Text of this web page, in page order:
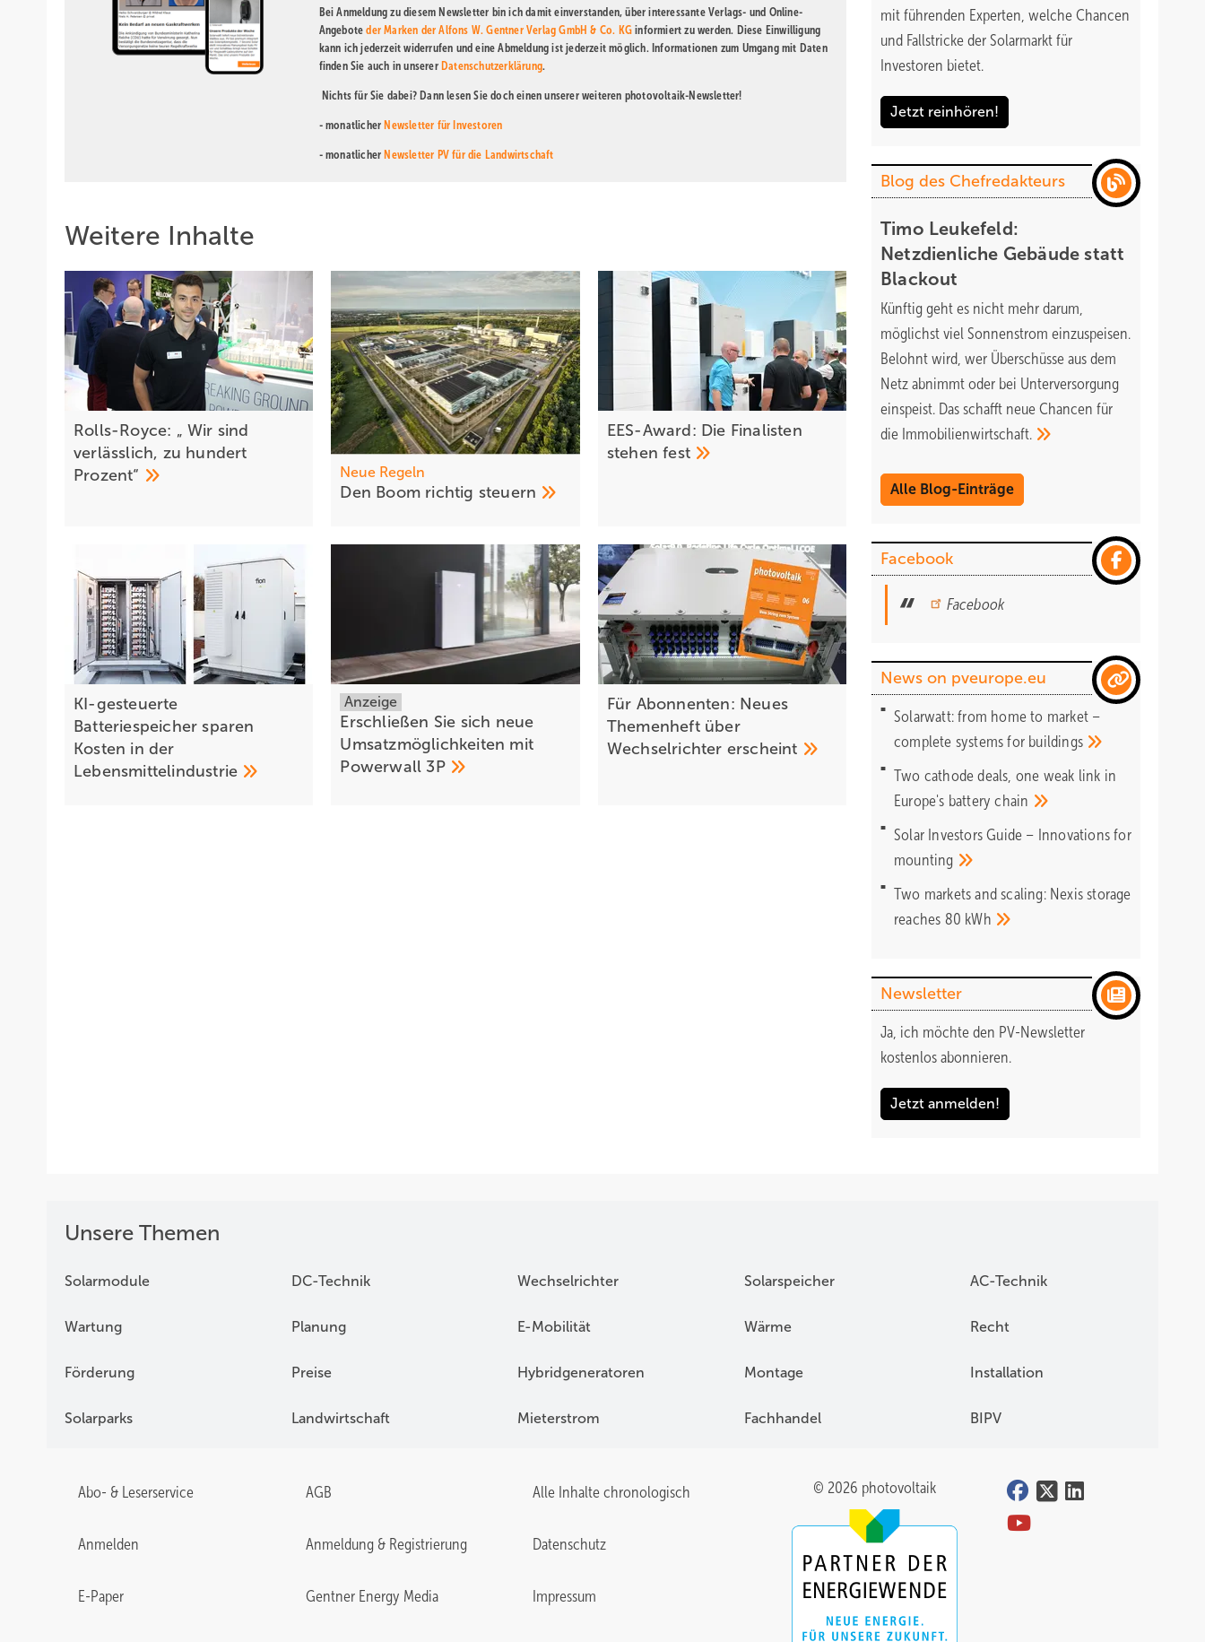
Bei Anmeldung zu diesem Newsletter bin ich damit einverstanden, über interessante Verlags- und Online-
Angeboteder Marken der Alfons W. Gentner Verlag GmbH & Co. KG informiert zu werden. Diese Einwilligung
kann ich jederzeit widerrufen und eine Abmeldung ist jederzeit möglich. Informationen zum Umgang mit Daten
finden Sie auch in unserer Datenschutzerklärung.
Nichts für Sie dabei? Dann lesen Sie doch einen unserer weiteren photovoltaik-Newsletter!
- monatlicher Newsletter für Investoren
- monatlicher Newsletter PV für die Landwirtschaft
Weitere Inhalte
Rolls-Royce: „ Wir sind
verlässlich, zu hundert
Prozent“
Neue Regeln
Den Boom ric htig steuern
EES-Award: Die Finalisten
stehenfest
KI-gesteuerte
Batteriespeicher sparen
Kosten in der
Lebensmittelindustrie
Anzeige
Erschließen Sie sich neue
Umsatzmöglichkeiten mit
Powerwall 3P
Für Abonnenten: Neues
Themenheft über
Wechselrichter erscheint
mit führenden Experten, welche Chancen
und Fallstricke der Solarmarkt für
Investoren bietet.
Jetzt reinhören!
Blog des Chefredakteurs
Timo Leukefeld:
Netzdienliche Gebäude statt
Blackout
Künftig geht es nicht mehr darum,
möglichst viel Sonnenstrom einzuspeisen.
Belohnt wird, wer Überschüsse aus dem
Netz abnimmt oder bei Unterversorgung
einspeist. Das schafft neue Chancen für
die Immobilienwirtschaft.
Alle Blog-Einträge
Facebook
Facebook
News on pveurope.eu
Solarwatt: from home to market –
complete systems for buildings
Two cathode deals, one weak link in
Europe's batterychain
Solar Investors Guide – Innovations for
mounting
Two markets and scaling: Nexis storage
reaches 80 kWh
Newsletter
Ja, ich möchte den PV-Newsletter
kostenlos abonnieren.
Jetzt anmelden!
Unsere Themen
Solarmodule DC-Technik Wechselrichter Solarspeicher AC-Technik
Wartung Planung E-Mobilität Wärme Recht
Förderung Preise Hybridgeneratoren Montage Installation
Solarparks Landwirtschaft Mieterstrom Fachhandel BIPV
Abo- & Leserservice AGB Alle Inhalte chronologisch
Anmelden Anmeldung & Registrierung Datenschutz
E-Paper Gentner Energy Media Impressum
© 2026 photovoltaik